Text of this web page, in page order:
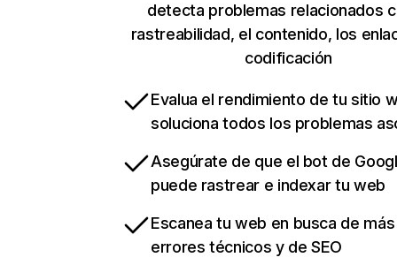
detecta problemas relacionados
rastreabilidad, el contenido, los
codificación
Evalua el rendimiento de tu sitio
soluciona todos los problemas
Asegúrate de que el bot de
puede rastrear e indexar tu web
Escanea tu web en busca de
errores técnicos y de SEO